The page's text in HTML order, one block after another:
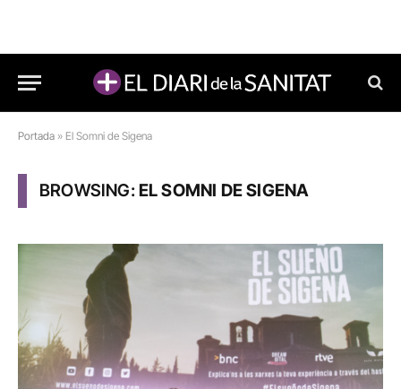
Portada » El Somni de Sigena
BROWSING:EL SOMNI DE SIGENA